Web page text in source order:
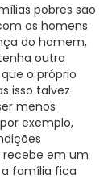
pobres são
os homens
do homem,
outra
o próprio
isso talvez
menos
exemplo,
recebe em um
família fica